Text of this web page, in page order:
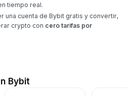
tiempo real.
una cuenta de Bybit gratis y convertir,
crypto con cero tarifas por
Bybit